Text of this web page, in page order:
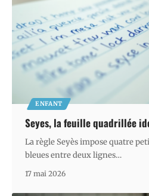
ENFANT
Seyes, la feuille quadrillée
La règle Seyès impose quatre
bleues entre deux lignes…
17 mai 2026